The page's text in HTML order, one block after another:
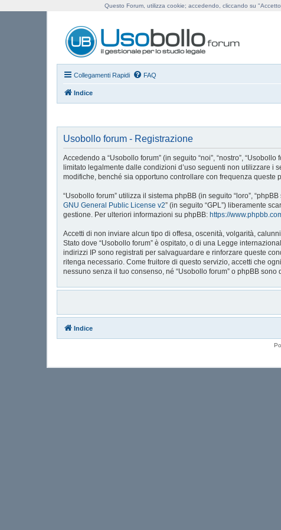
Collegamenti Rapidi FAQ
Indice
Usobollo forum - Registrazione
Accedendo a “Usobollo forum” (in seguito “noi”, “nostro”,
limitato legalmente dalle condizioni d’uso seguenti non utilizzare i
modifiche, benché sia opportuno controllare con frequenza queste
“Usobollo forum” utilizza il sistema phpBB (in seguito “loro”,
GNU General Public License v2” (in seguito “GPL”) liberamente
gestione. Per ulteriori informazioni su phpBB: https://
Accetti di non inviare alcun tipo di offesa, oscenità, volgarità,
Stato dove “Usobollo forum” è ospitato, o di una Legge
indirizzi IP sono registrati per salvaguardare e rinforzare queste
ritenga necessario. Come fruitore di questo servizio, accetti che
nessuno senza il tuo consenso, né “Usobollo forum” o phpBB
Indice
Questo Forum, utilizza cookie; accedendo, cliccando su